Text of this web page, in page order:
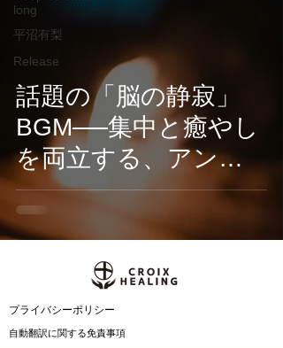
long
平沼有梨
Release
3日配信開始
話題の「脳の静寂」
BGM──集中と癒やし
を両立する、アンビ
エント×タイパな音環
境が誕生
​プライバシーポリシー
自動翻訳に関する免責事項